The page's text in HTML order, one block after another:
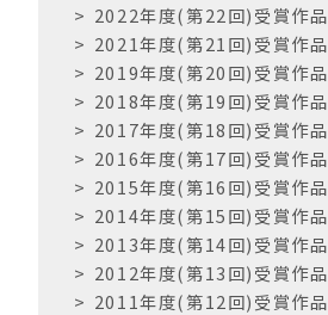
2022年度(第22回)受賞作品
2021年度(第21回)受賞作品
2019年度(第20回)受賞作品
2018年度(第19回)受賞作品
2017年度(第18回)受賞作品
2016年度(第17回)受賞作品
2015年度(第16回)受賞作品
2014年度(第15回)受賞作品
2013年度(第14回)受賞作品
2012年度(第13回)受賞作品
2011年度(第12回)受賞作品